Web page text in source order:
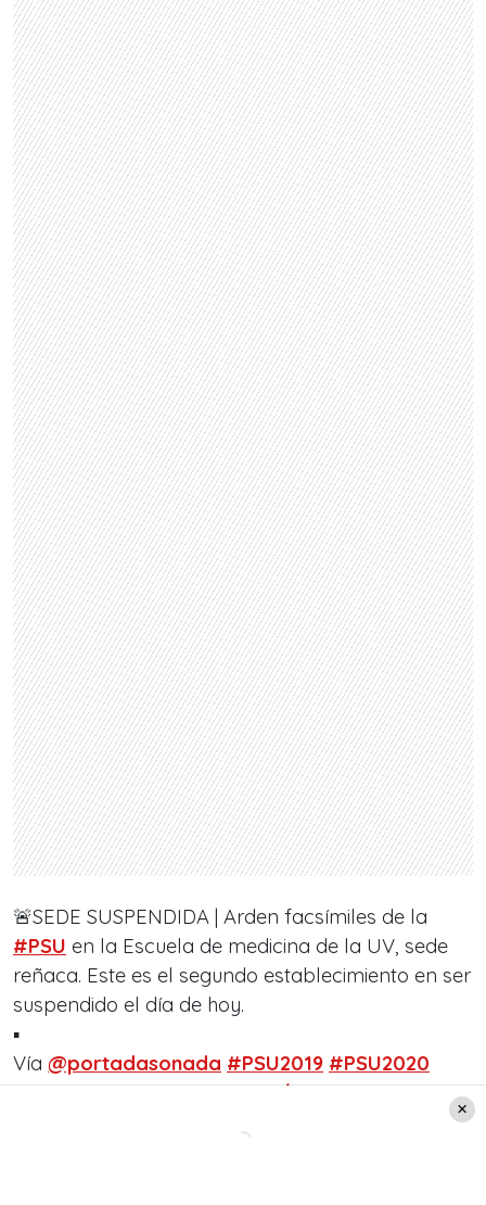
🚨SEDE SUSPENDIDA | Arden facsímiles de la
#PSU en la Escuela de medicina de la UV, sede
reñaca. Este es el segundo establecimiento en ser
suspendido el día de hoy.
▪︎
Vía @portadasonada #PSU2019 #PSU2020
#NoMasPSU pic.twitter.com/Au1WiYUg3H
— Contra el Cerco (@contraelcerco)